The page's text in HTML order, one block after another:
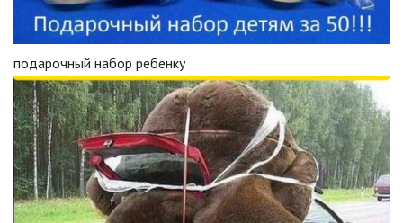
подарочный набор ребенку